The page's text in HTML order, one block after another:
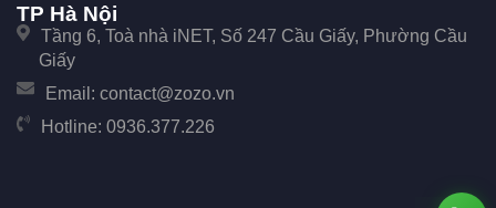
TP Hà Nội
Tầng 6, Toà nhà iNET, Số 247 Cầu Giấy, Phường Cầu
Giấy
Email: contact@zozo.vn
Hotline: 0936.377.226